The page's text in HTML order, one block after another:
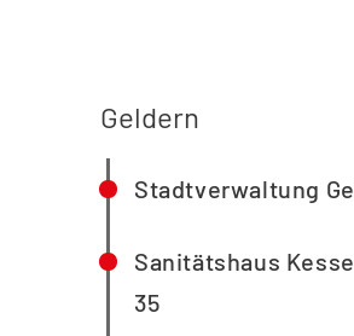
Geldern
Stadtverwaltung
Sanitätshaus
35